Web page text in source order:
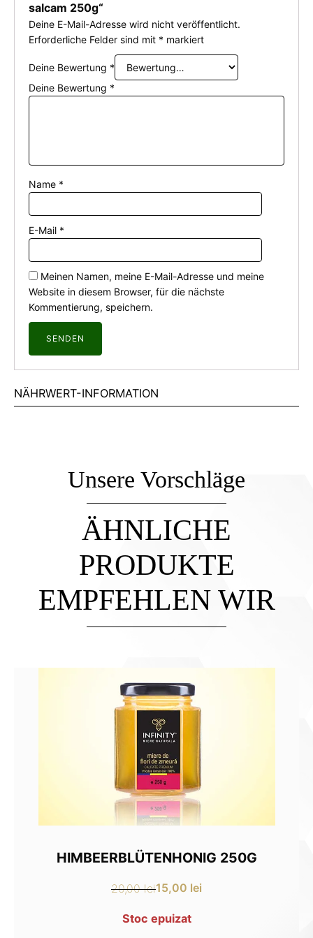
salcam 250g“
Deine E-Mail-Adresse wird nicht veröffentlicht.
Erforderliche Felder sind mit * markiert
Deine Bewertung *
Deine Bewertung *
Name *
E-Mail *
Meinen Namen, meine E-Mail-Adresse und meine
Website in diesem Browser, für die nächste
Kommentierung, speichern.
NÄHRWERT-INFORMATION
Unsere Vorschläge
ÄHNLICHE
PRODUKTE
EMPFEHLEN WIR
HIMBEERBLÜTENHONIG 250G
20,00lei
Ursprünglicher
Preis
15,00 lei
Aktueller
Preis
Stoc epuizat